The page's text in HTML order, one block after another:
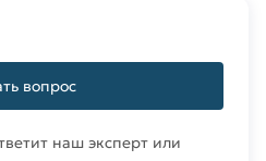
вопрос
наш эксперт или